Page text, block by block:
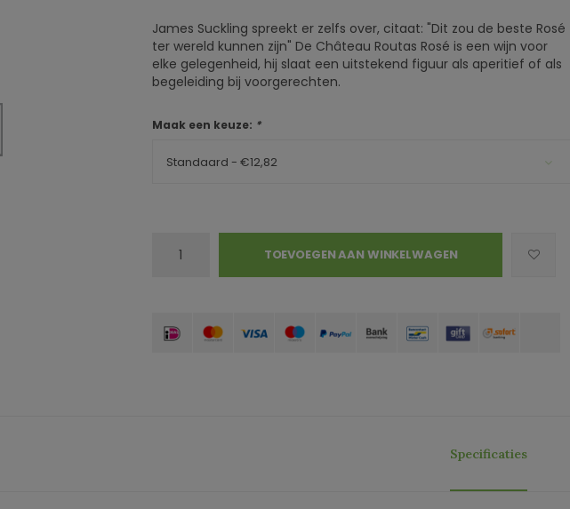
James Suckling spreekt er zelfs over, citaat: "Dit zou de beste Rosé
ter wereld kunnen zijn" De Château Routas Rosé is een wijn voor
elke gelegenheid, hij slaat een uitstekend figuur als aperitief of als
begeleiding bij voorgerechten.
Maak een keuze: *
Standaard - €12,82
TOEVOEGEN AAN WINKELWAGEN
Specificaties